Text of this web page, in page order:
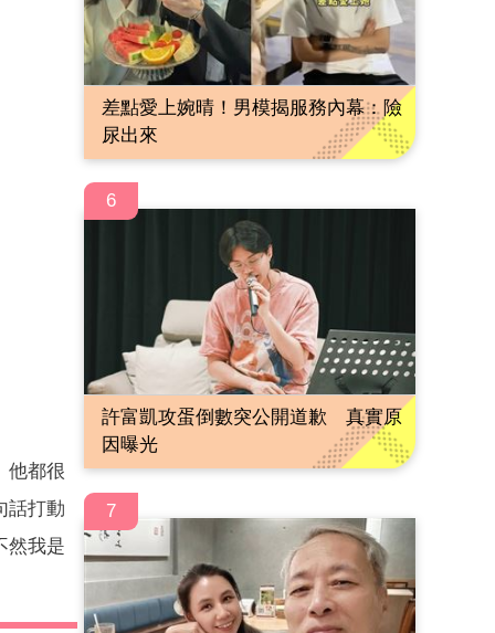
他都很
話打動
然我是
差點愛上婉晴！男模揭服務內幕：險
尿出來
6
許富凱攻蛋倒數突公開道歉 真實原
因曝光
7